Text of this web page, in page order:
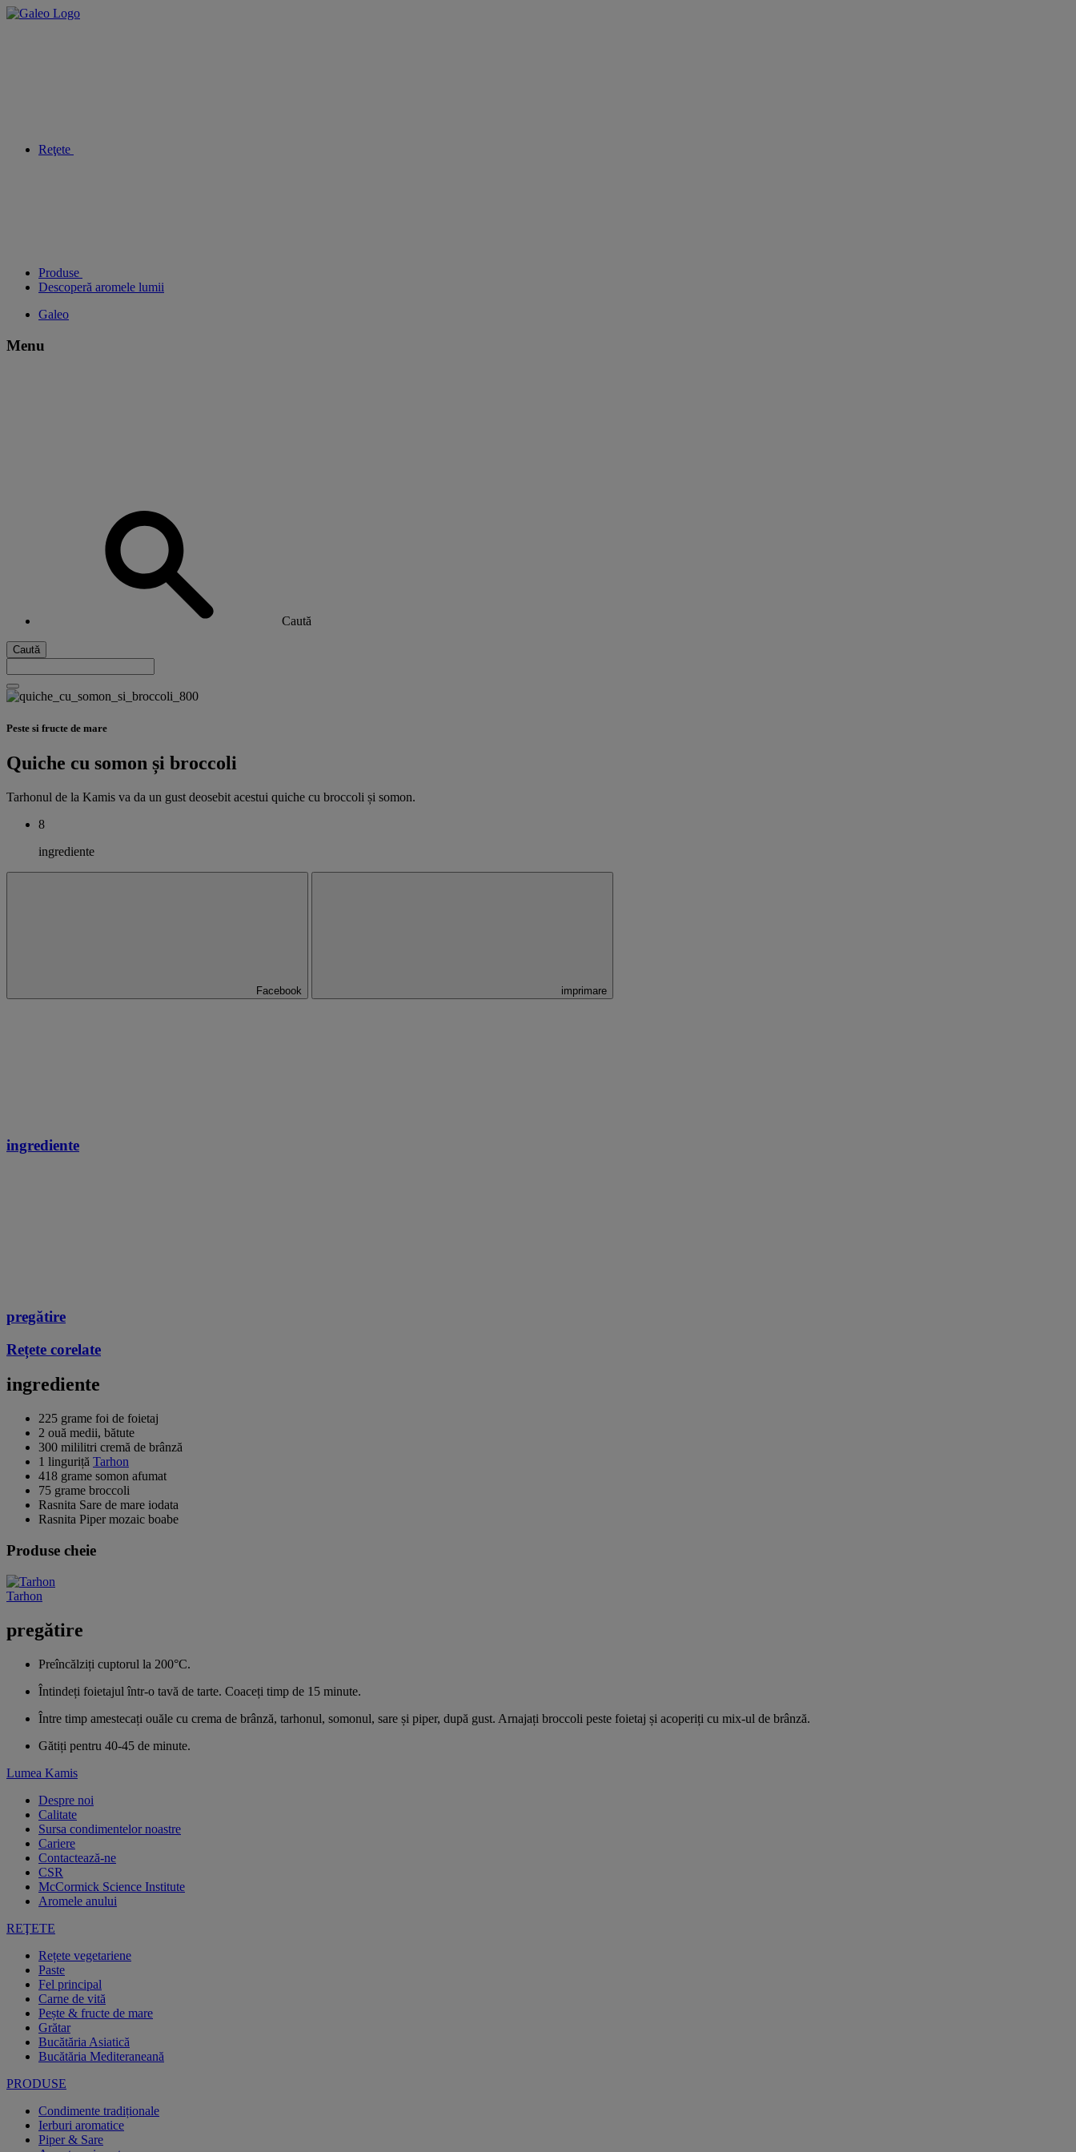
Reţete
Produse
Descoperă aromele lumii
Galeo
Menu
Caută
Caută
Peste si fructe de mare
Quiche cu somon și broccoli
Tarhonul de la Kamis va da un gust deosebit acestui quiche cu broccoli și somon.
8
ingrediente
Facebook imprimare
ingrediente
pregătire
Rețete corelate
ingrediente
225 grame foi de foietaj
2 ouă medii, bătute
300 mililitri cremă de brânză
1 linguriță Tarhon
418 grame somon afumat
75 grame broccoli
Rasnita Sare de mare iodata
Rasnita Piper mozaic boabe
Produse cheie
Tarhon
pregătire
Preîncălziți cuptorul la 200°C.
Întindeți foietajul într-o tavă de tarte. Coaceți timp de 15 minute.
Între timp amestecați ouăle cu crema de brânză, tarhonul, somonul, sare și piper, după gust. Arnajați broccoli peste foietaj și acoperiți cu mix-ul de brânză.
Gătiți pentru 40-45 de minute.
Lumea Kamis
Despre noi
Calitate
Sursa condimentelor noastre
Cariere
Contactează-ne
CSR
McCormick Science Institute
Aromele anului
REŢETE
Rețete vegetariene
Paste
Fel principal
Carne de vită
Pește & fructe de mare
Grătar
Bucătăria Asiatică
Bucătăria Mediteraneană
PRODUSE
Condimente tradiționale
Ierburi aromatice
Piper & Sare